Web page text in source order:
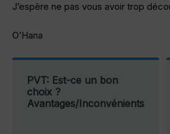
J’espère ne pas vous avoir trop
O’Hana
PVT: Est-ce un bon
choix ?
Avantages/Inconvénients